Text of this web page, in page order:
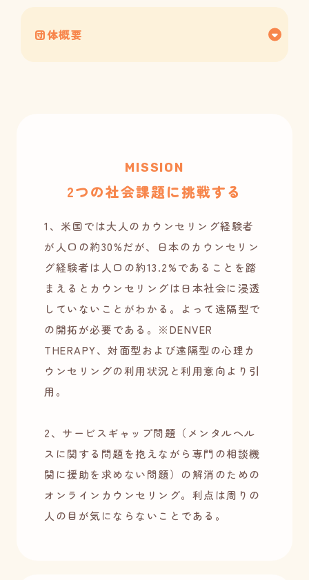
団体概要
MISSION
2つの社会課題に挑戦する
1、米国では大人のカウンセリング経験者
が人口の約30%だが、日本のカウンセリン
グ経験者は人口の約13.2%であることを踏
まえるとカウンセリングは日本社会に浸透
していないことがわかる。よって遠隔型で
の開拓が必要である。※DENVER
THERAPY、対面型および遠隔型の心理カ
ウンセリングの利用状況と利用意向より引
用。
2、サービスギャップ問題（メンタルヘル
スに関する問題を抱えながら専門の相談機
関に援助を求めない問題）の解消のための
オンラインカウンセリング。利点は周りの
人の目が気にならないことである。